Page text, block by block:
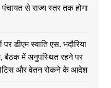
पंचायत से राज्य स्तर तक होगा
डीएम स्वाति एस. भदौरिया
बैठक में अनुपस्थित रहने पर
और वेतन रोकने के आदेश